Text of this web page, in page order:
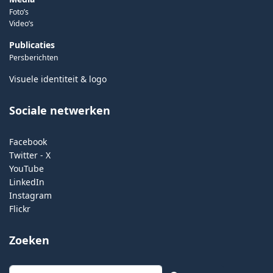
Foto’s
Video’s
Publicaties
Persberichten
Visuele identiteit & logo
Sociale netwerken
Facebook
Twitter - X
YouTube
LinkedIn
Instagram
Flickr
Zoeken